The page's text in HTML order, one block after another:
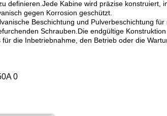
definieren.Jede Kabine wird präzise konstruiert,
gegen Korrosion geschützt.
Beschichtung und Pulverbeschichtung
Schrauben.Die endgültige
die Inbetriebnahme, den Betrieb oder die